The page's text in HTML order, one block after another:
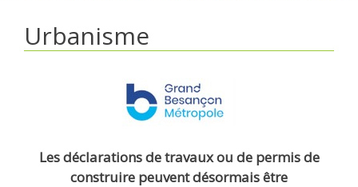
Urbanisme
Les déclarations de travaux ou de permis de
construire peuvent désormais être